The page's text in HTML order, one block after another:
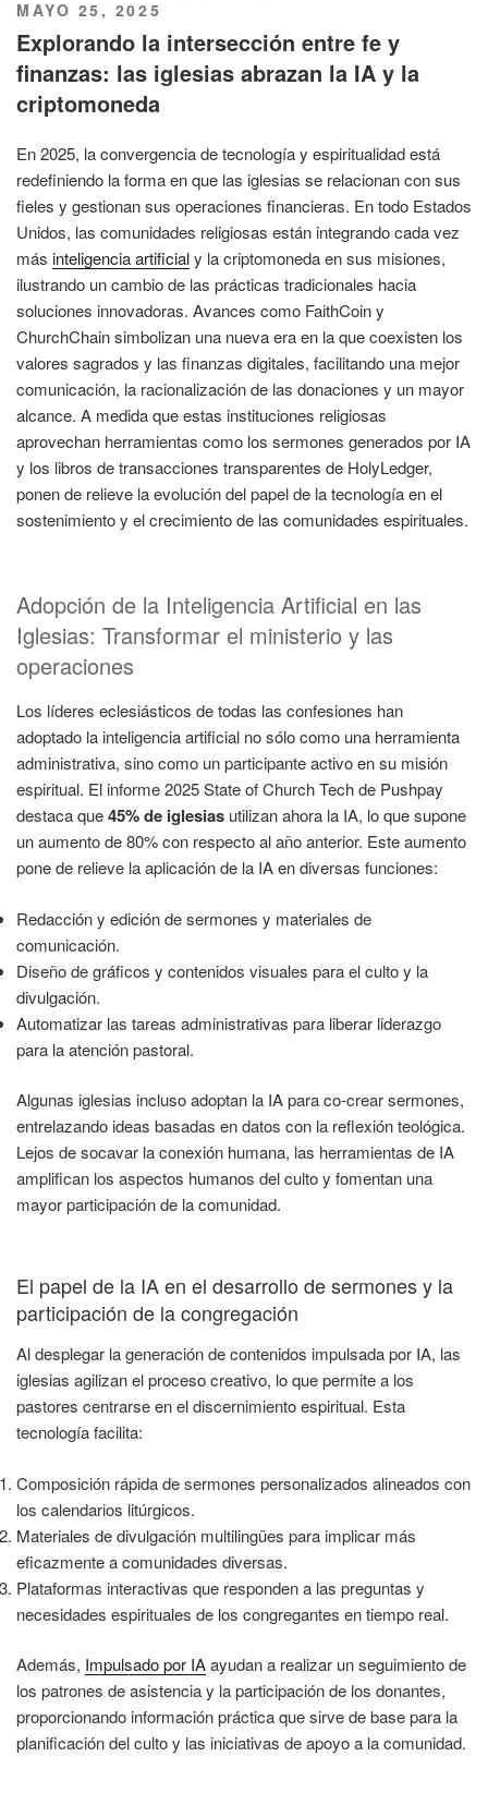
PUBLICADO
EL
MAYO 25, 2025
Explorando la intersección entre fe y
finanzas: las iglesias abrazan la IA y la
criptomoneda
En 2025, la convergencia de tecnología y espiritualidad está
redefiniendo la forma en que las iglesias se relacionan con sus
fieles y gestionan sus operaciones financieras. En todo Estados
Unidos, las comunidades religiosas están integrando cada vez
más inteligencia artificialy la criptomoneda en sus misiones,
ilustrando un cambio de las prácticas tradicionales hacia
soluciones innovadoras. Avances como FaithCoin y
ChurchChain simbolizan una nueva era en la que coexisten los
valores sagrados y las finanzas digitales, facilitando una mejor
comunicación, la racionalización de las donaciones y un mayor
alcance. A medida que estas instituciones religiosas
aprovechan herramientas como los sermones generados por IA
y los libros de transacciones transparentes de HolyLedger,
ponen de relieve la evolución del papel de la tecnología en el
sostenimiento y el crecimiento de las comunidades espirituales.
Adopción de la Inteligencia Artificial en las
Iglesias: Transformar el ministerio y las
operaciones
Los líderes eclesiásticos de todas las confesiones han
adoptado la inteligencia artificial no sólo como una herramienta
administrativa, sino como un participante activo en su misión
espiritual. El informe 2025 State of Church Tech de Pushpay
destaca que45% de iglesias utilizan ahora la IA, lo que supone
un aumento de 80% con respecto al año anterior. Este aumento
pone de relieve la aplicación de la IA en diversas funciones:
Redacción y edición de sermones y materiales de
comunicación.
Diseño de gráficos y contenidos visuales para el culto y la
divulgación.
Automatizar las tareas administrativas para liberar liderazgo
para la atención pastoral.
Algunas iglesias incluso adoptan la IA para co-crear sermones,
entrelazando ideas basadas en datos con la reflexión teológica.
Lejos de socavar la conexión humana, las herramientas de IA
amplifican los aspectos humanos del culto y fomentan una
mayor participación de la comunidad.
El papel de la IA en el desarrollo de sermones y la
participación de la congregación
Al desplegar la generación de contenidos impulsada por IA, las
iglesias agilizan el proceso creativo, lo que permite a los
pastores centrarse en el discernimiento espiritual. Esta
tecnología facilita:
Composición rápida de sermones personalizados alineados con
los calendarios litúrgicos.
Materiales de divulgación multilingües para implicar más
eficazmente a comunidades diversas.
Plataformas interactivas que responden a las preguntas y
necesidades espirituales de los congregantes en tiempo real.
Además, Impulsado por IAayudan a realizar un seguimiento de
los patrones de asistencia y la participación de los donantes,
proporcionando información práctica que sirve de base para la
planificación del culto y las iniciativas de apoyo a la comunidad.